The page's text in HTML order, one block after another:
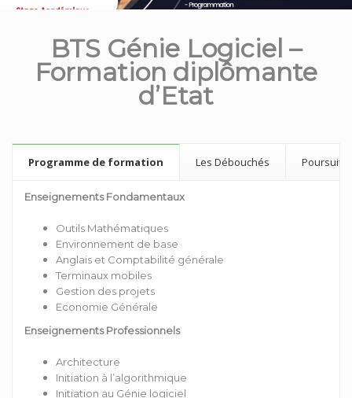
BTS Génie Logiciel –
Formation diplômante
d’Etat
Programme de formation Les Débouchés Poursuite
Enseignements Fondamentaux
Outils Mathématiques
Environnement de base
Anglais et Comptabilité générale
Terminaux mobiles
Gestion des projets
Economie Générale
Enseignements Professionnels
Architecture
Initiation à l’algorithmique
Initiation au Génie logiciel